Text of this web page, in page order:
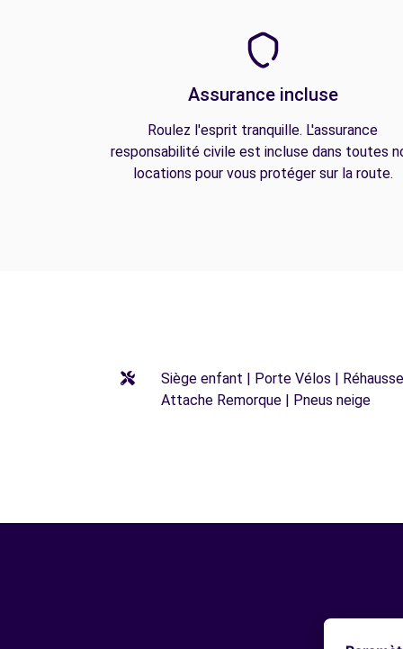
Assurance incluse
Roulez l'esprit tranquille. L'assurance
responsabilité civile est incluse dans toutes
locations pour vous protéger sur la route.
Siège enfant | Porte Vélos |
Attache Remorque | Pneus neige